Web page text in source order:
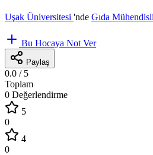
Uşak Üniversitesi 'nde Gıda
Bu Hocaya Not Ver
Paylaş
0.0 / 5
Toplam
0 Değerlendirme
5
0
4
0